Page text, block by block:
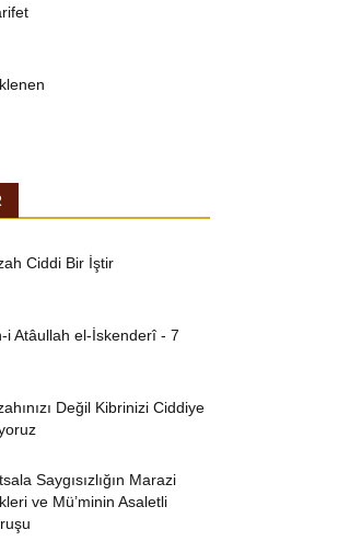
Ciddi Bir İştir
i Atâullah el-İskenderî - 7
Değil Kibrinizi Ciddiye
Saygısızlığın Marazi
ve Mü’minin Asaletli